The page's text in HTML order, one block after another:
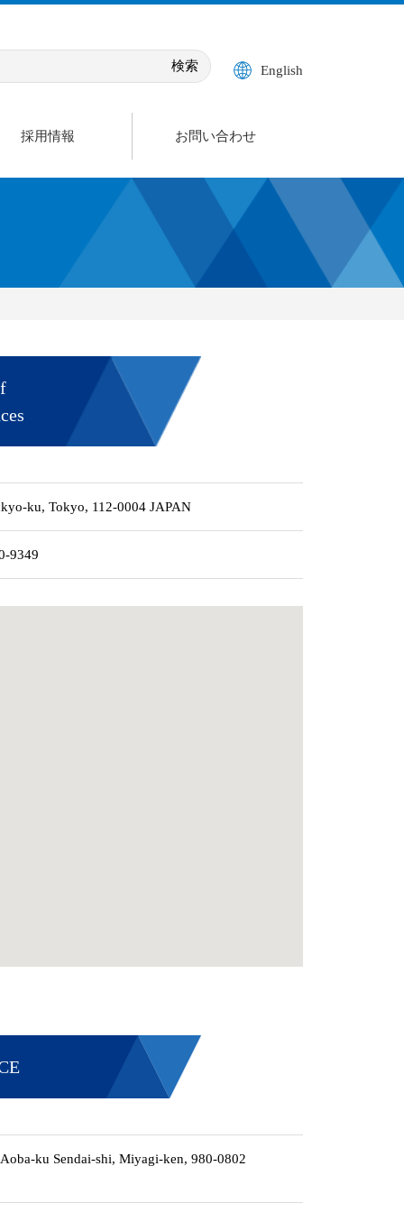
English
採用情報 お問い合わせ
ku, Tokyo, 112-0004 JAPAN
9349
ku Sendai-shi, Miyagi-ken, 980-0802